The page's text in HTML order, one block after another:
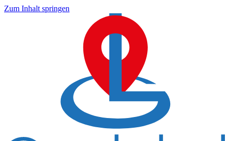
Zum Inhalt springen